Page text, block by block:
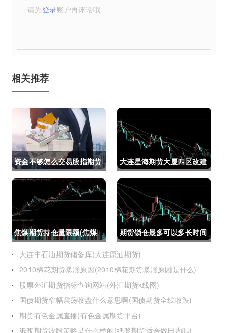
请先登录账户再评论哦
相关推荐
资金不够怎么交易股指期货
(资金不够怎么交易股指期
货呢)
大连星海期货大厦四区改建
(大连星海广场期货大厦)
焦煤期货持仓量限额(焦煤
期货持仓量限额是多少)
期货锁仓最多可以多长时间
(期货锁仓最多可以多长时
间卖出)
大连中石油期货储备库(大连原油期货)
2010棉花期货暴涨原因(2010棉花期货暴涨原因是什么)
股票外汇期货指标查询网站(外汇期货k线图)
国债期货窄幅震荡收盘什么意思啊(国债期货全线收跌)
期货有色金属直播(有色金属期货平台)
纸浆期货波段策略是什么样的(纸浆期货适合做日内吗)